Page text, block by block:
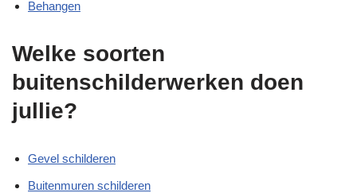
Behangen
Welke soorten
buitenschilderwerken doen
jullie?
Gevel schilderen
Buitenmuren schilderen